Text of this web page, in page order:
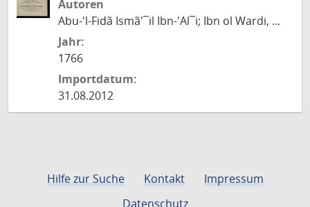
Autoren
Abu-'l-Fidã Ismã'¯il Ibn-'Al¯i; Ibn ol Wardi, ...
Jahr:
1766
Importdatum:
31.08.2012
Hilfe zur Suche Kontakt
Impressum
Datenschutz